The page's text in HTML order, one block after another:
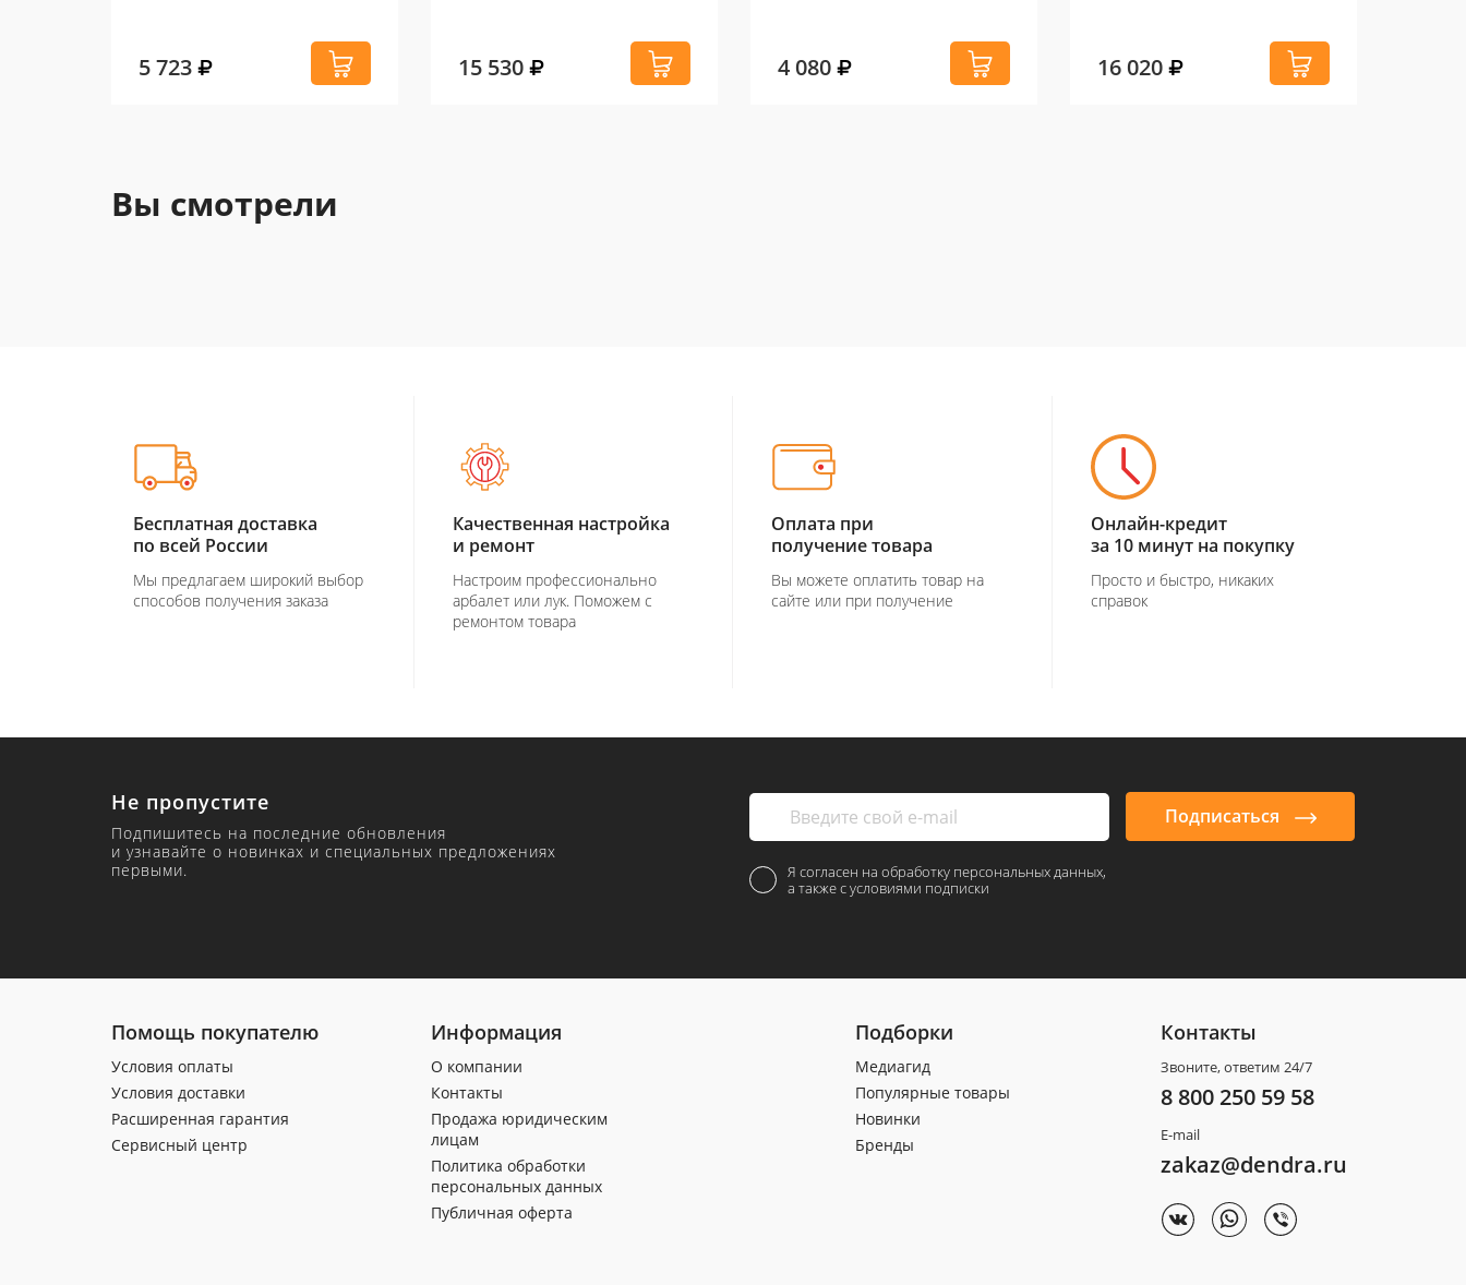
5 723 15 530 4 080 16 020
Вы смотрели
Бесплатная доставка
по всей России
Мы предлагаем широкий выбор
способов получения заказа
Качественная настройка
и ремонт
Настроим профессионально
арбалет или лук. Поможем с
ремонтом товара
Оплата при
получение товара
Вы можете оплатить товар на
сайте или при получение
Онлайн-кредит
за 10 минут на покупку
Просто и быстро, никаких
справок
Не пропустите
Подпишитесь на последние обновления
и узнавайте о новинках и специальных предложениях
первыми.
Подписаться
Я согласен на обработку персональных данных,
а также с условиями подписки
Помощь покупателю
Условия оплаты
Условия доставки
Расширенная гарантия
Сервисный центр
Информация
О компании
Контакты
Продажа юридическим
лицам
Политика обработки
персональных данных
Публичная оферта
Подборки
Медиагид
Популярные товары
Новинки
Бренды
Контакты
Звоните, ответим 24/7
8 800 250 59 58
E-mail
zakaz@dendra.ru